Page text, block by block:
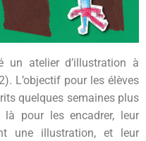
un atelier d’illustration à
L’objectif pour les élèves
quelques semaines plus
pour les encadrer, leur
une illustration, et leur